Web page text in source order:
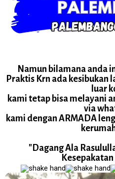
Namun bilamana anda
Praktis Krn ada kesibukan
luar
kami tetap bisa melayani
via
kami dengan ARMADA
"Dagang Ala